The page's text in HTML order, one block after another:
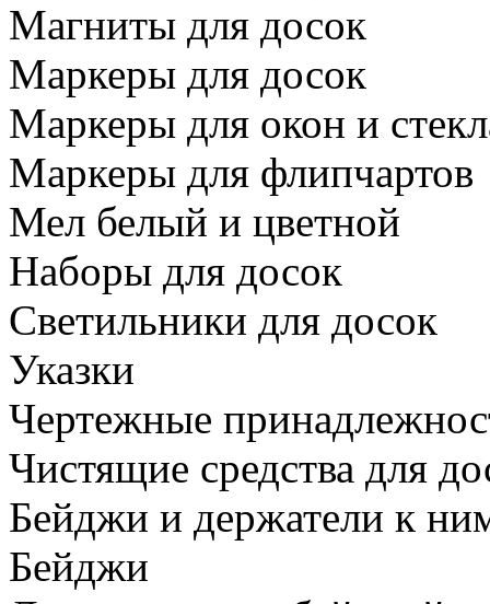
Магниты для досок
Маркеры для досок
Маркеры для окон и
Маркеры для флипчартов
Мел белый и цветной
Наборы для досок
Светильники для досок
Указки
Чертежные
Чистящие средства для
Бейджи и держатели к
Бейджи